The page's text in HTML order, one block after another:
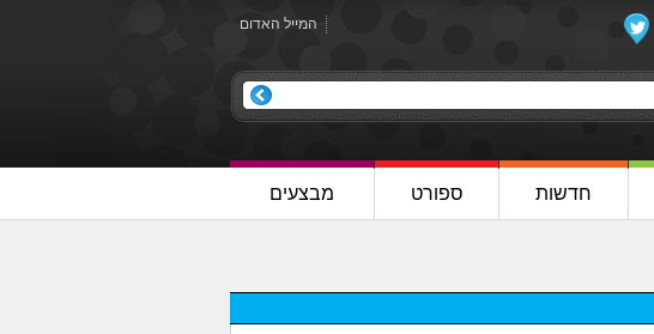
המייל האדום
חדשות ספורט מבצעים